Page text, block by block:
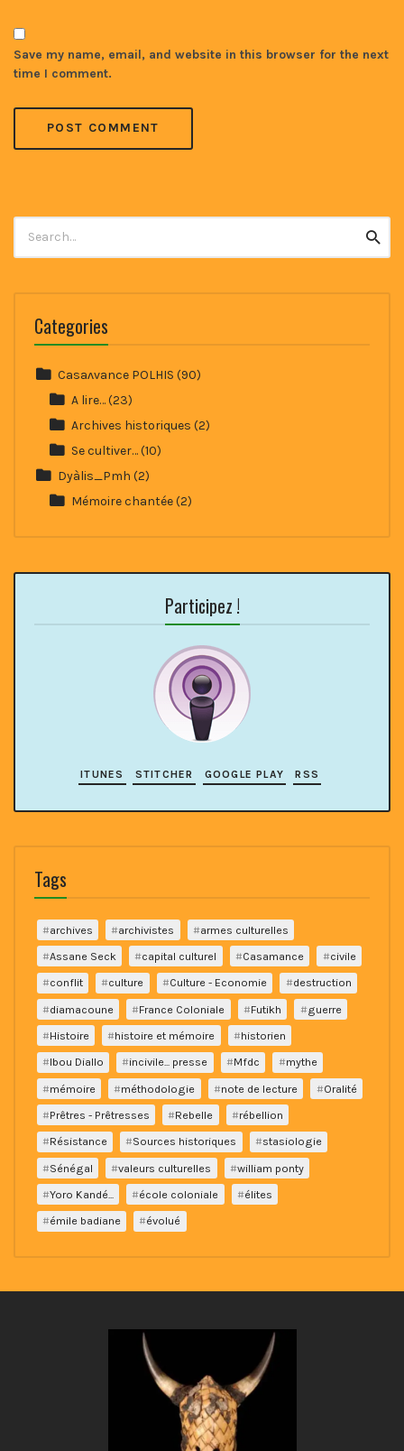
Save my name, email, and website in this browser for the next
time I comment.
for:
Categories
Casaʌvance POLHIS (90)
A lire…(23)
Archives historiques (2)
Se cultiver…(10)
Dyàlis_Pmh (2)
Mémoire chantée(2)
Participez !
ITUNES STITCHER GOOGLE PLAY RSS
Tags
archives archivistes
armes culturelles
Assane Seck
capital culturel Casamance
civile
conflit
culture Culture - Economie
destruction
diamacoune
France Coloniale Futikh
guerre
Histoire
histoire et mémoire
historien
Ibou Diallo
incivile... presse Mfdc
mythe
mémoire
méthodologie note de lecture
Oralité
Prêtres - Prêtresses
Rebelle
rébellion
Résistance
Sources historiques
stasiologie
Sénégal
valeurs culturelles
william ponty
Yoro Kandé...
école coloniale
élites
émile badiane
évolué